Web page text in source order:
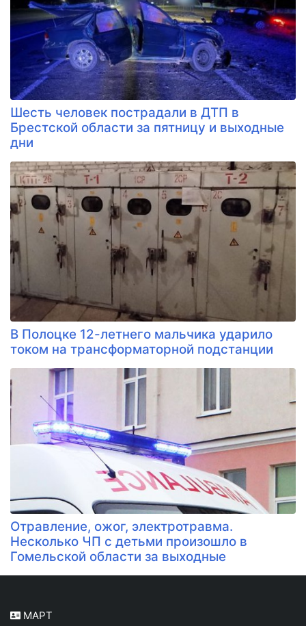
Шесть человек пострадали в ДТП в
Брестской области за пятницу и выходные
дни
В Полоцке 12-летнего мальчика ударило
током на трансформаторной подстанции
Отравление, ожог, электротравма.
Несколько ЧП с детьми произошло в
Гомельской области за выходные
МАРТ